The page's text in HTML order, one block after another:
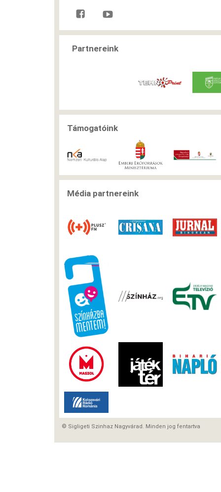
Partnereink
Támogatóink
Média partnereink
© Sigligeti Szinhaz Nagyvárad. Minden jog fentartva